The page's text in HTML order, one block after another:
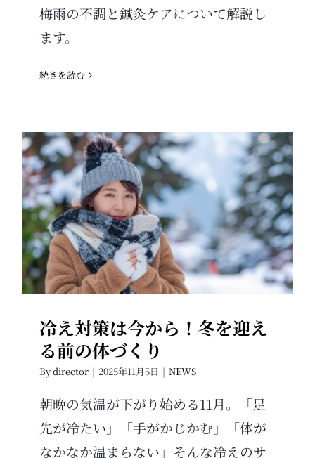
梅雨の不調と鍼灸ケアについて解説し
ます。
続きを読む
冷え対策は今から！冬を迎える
前の体づくり
冷え対策は今から！冬を迎え
る前の体づくり
Bydirector | 2025年11月5日 | NEWS
朝晩の気温が下がり始める11月。「足
先が冷たい」「手がかじかむ」「体が
なかなか温まらない」そんな冷えのサ